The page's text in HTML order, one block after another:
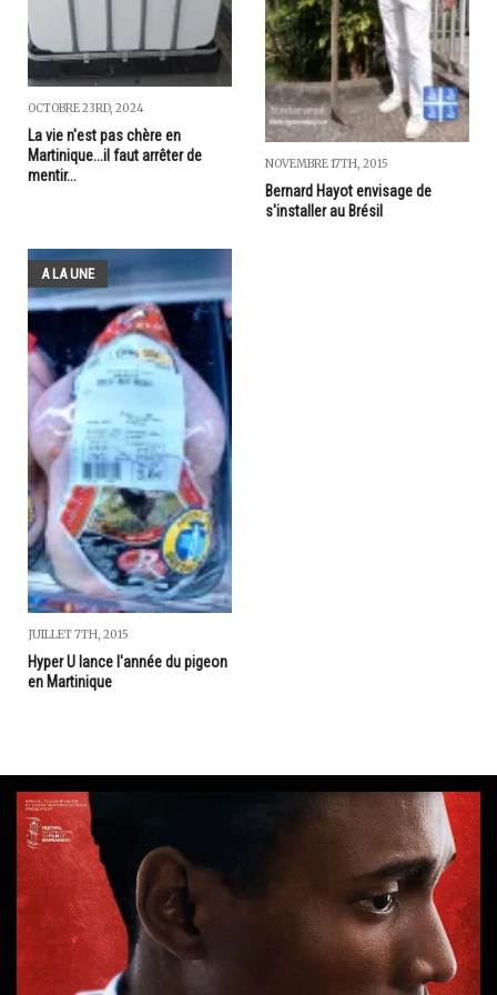
OCTOBRE 23RD, 2024
La vie n'est pas chère en
Martinique...il faut arrêter de
mentir...
NOVEMBRE 17TH, 2015
Bernard Hayot envisage de
s'installer au Brésil
A LA UNE
JUILLET 7TH, 2015
Hyper U lance l'année du pigeon
en Martinique